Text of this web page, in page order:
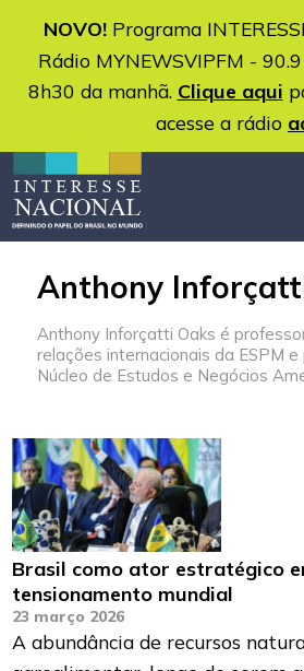
NOVO!Programa
Rádio MYNEWSVIPFM -
8h30 da manhã. Clique aqui
acesse a rádio
Anthony
Anthony Inforçatti Oaks é
relações internacionais da ESPM
Núcleo de Estudos e Negócios
Brasil como ator estratégico
tensionamento mundial
23 março 2026
A abundância de recursos